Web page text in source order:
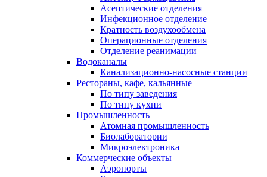
Асептические отделения
Инфекционное отделение
Кратность воздухообмена
Операционные отделения
Отделение реанимации
Водоканалы
Канализационно-насосные станции
Рестораны, кафе, кальянные
По типу заведения
По типу кухни
Промышленность
Атомная промышленность
Биолаборатории
Микроэлектроника
Коммерческие объекты
Аэропорты